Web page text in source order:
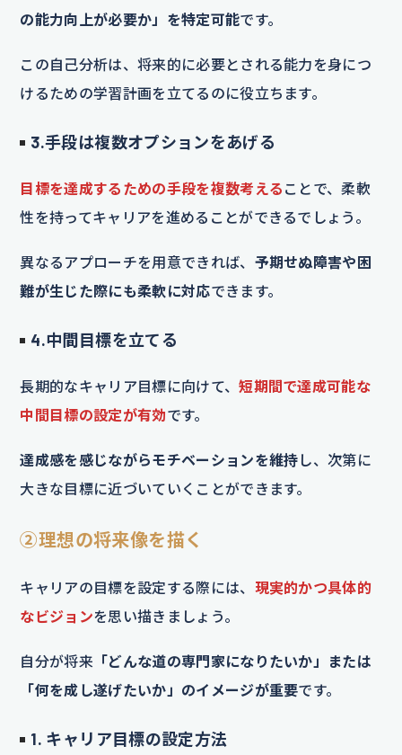
の能力向上が必要か」を特定可能です。
この自己分析は、将来的に必要とされる能力を身につ
けるための学習計画を立てるのに役立ちます。
3.手段は複数オプションをあげる
目標を達成するための手段を複数考える ことで、柔軟
性を持ってキャリアを進めることができるでしょう。
異なるアプローチを用意できれば、 予期せぬ障害や困
難が生じた際にも柔軟に対応できます。
4.中間目標を立てる
長期的なキャリア目標に向けて、短期間で達成可能な
中間目標の設定が有効です。
達成感を感じながらモチベーションを維持 し、次第に
大きな目標に近づいていくことができます。
②理想の将来像を描く
キャリアの目標を設定する際には、 現実的かつ具体的
なビジョンを思い描きましょう。
自分が将来 「どんな道の専門家になりたいか」または
「何を成し遂げたいか」のイメージが重要です。
1. キャリア目標の設定方法